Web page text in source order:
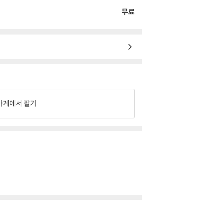
무료
게에서 팔기